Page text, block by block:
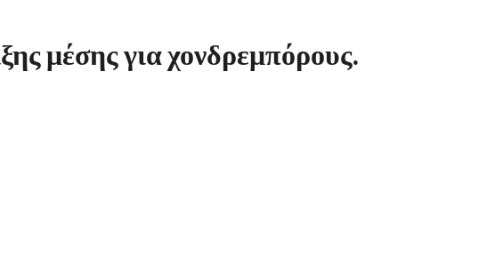
μέσης για χονδρεμπόρους.